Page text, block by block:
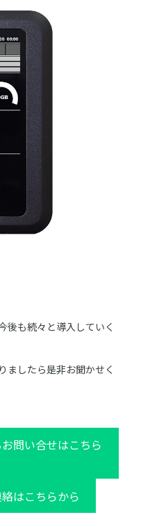
後も続々と導入していく
ましたら是非お聞かせく
問い合せはこちら
はこちらから